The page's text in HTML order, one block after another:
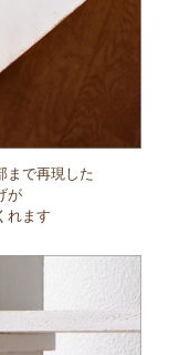
まで再現した
が
れます